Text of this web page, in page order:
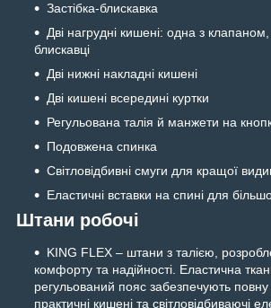
Застібка-блискавка
Дві нагрудні кишені: одна з
блискавці
Дві нижні накладні кишені
Дві кишені всередині куртки
Регульована талія й манжети на
Подовжена спинка
Світловідбивні смуги для кращої
Еластичні вставки на спині для
Штани робочі
KING FLEX – штани з талією,
комфорту та надійності. Еластична
регульований пояс забезпечують повну
практичні кишені та світловідбиваючі